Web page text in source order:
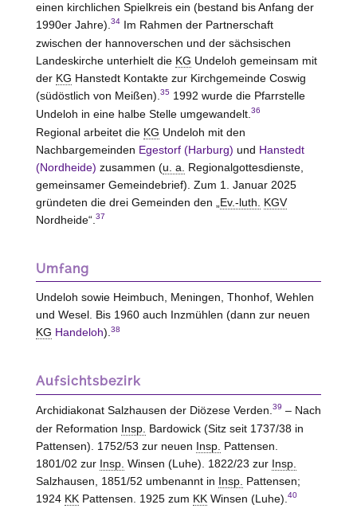
einen kirchlichen Spielkreis ein (bestand bis Anfang der
1990er Jahre). 34Im Rahmen der Partnerschaft
zwischen der hannoverschen und der sächsischen
Landeskirche unterhielt die KG Undeloh gemeinsam mit
der KG Hanstedt Kontakte zur Kirchgemeinde Coswig
(südöstlich von Meißen). 351992 wurde die Pfarrstelle
Undeloh in eine halbe Stelleumgewandelt. 36
Regional arbeitet die KG Undeloh mit den
Nachbargemeinden Egestorf (Harburg) und Hanstedt
(Nordheide) zusammen (u. a.
Regionalgottesdienste,
gemeinsamer Gemeindebrief). Zum 1. Januar 2025
gründeten die drei Gemeinden den „ Ev.-luth.
KGV
Nordheide“. 37
Umfang
Undeloh sowie Heimbuch, Meningen, Thonhof, Wehlen
und Wesel. Bis 1960 auch Inzmühlen (dann zur neuen
KG Handeloh).38
Aufsichtsbezirk
Archidiakonat Salzhausen der Diözese Verden. 39 – Nach
der Reformation Insp. Bardowick (Sitz seit 1737/38 in
Pattensen). 1752/53 zur neuen Insp. Pattensen.
1801/02 zur Insp. Winsen (Luhe). 1822/23 zur Insp.
Salzhausen, 1851/52 umbenannt in Insp. Pattensen;
1924 KKPattensen. 1925 zum KKWinsen (Luhe). 40